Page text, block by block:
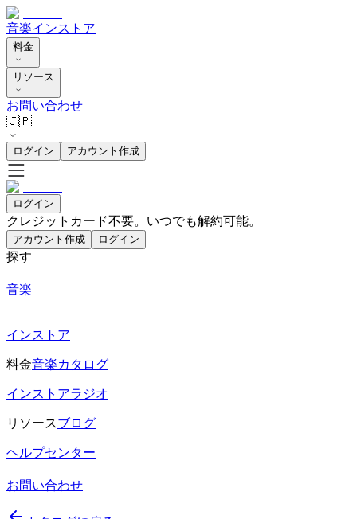
音楽インストア
料金
リソース
お問い合わせ
🇯🇵
ログイン アカウント作成
ログイン
クレジットカード不要。いつでも解約可能。
アカウント作成 ログイン
探す
音楽
インストア
料金音楽カタログ
インストアラジオ
リソースブログ
ヘルプセンター
お問い合わせ